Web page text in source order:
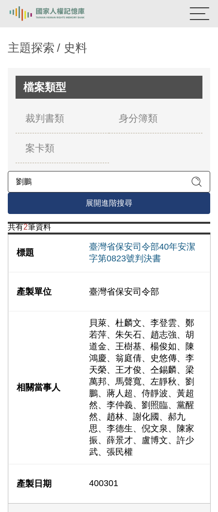
新生訓導處
關於我們
意見信箱
主題探索 史料
檔案類型
裁判書類 身分簿類
案卡類
展開進階搜尋
共有2筆資料
臺灣省保安司令部40年安潔
字第0823號判決書
臺灣省保安司令部
貝萊、杜麟文、李登雲、鄭
若萍、朱矢石、趙志強、胡
道金、王樹基、楊俊如、陳
鴻慶、翁庭倩、史悠傳、李
天榮、王才俊、仝錫麟、梁
萬邦、馬聲寬、左靜秋、劉
鵬、蔣人超、侍靜波、黃超
然、李仲義、劉照臨、黨醒
然、趙林、謝化國、郝九
思、李德生、倪文泉、陳家
振、薛景才、盧博文、許少
武、張民權
400301